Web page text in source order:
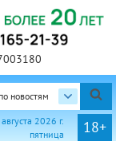
по новостям
18+
2026 г.
пятница